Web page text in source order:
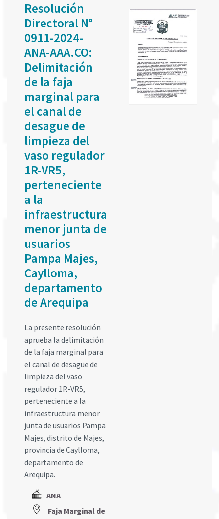
Resolución
Directoral N°
0911-2024-
ANA-AAA.CO:
Delimitación
de la faja
marginal para
el canal de
desague de
limpieza del
vaso regulador
1R-VR5,
perteneciente
a la
infraestructura
menor junta de
usuarios
Pampa Majes,
Caylloma,
departamento
de Arequipa
La presente resolución
aprueba la delimitación
de la faja marginal para
el canal de desagüe de
limpieza del vaso
regulador 1R-VR5,
perteneciente a la
infraestructura menor
junta de usuarios Pampa
Majes, distrito de Majes,
provincia de Caylloma,
departamento de
Arequipa.
ANA
Faja Marginal de